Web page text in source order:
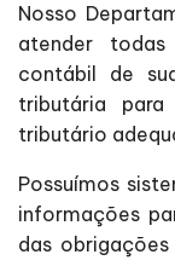
Nosso
atender
contábil de
tributária
tributário
Possuímos
informações
das